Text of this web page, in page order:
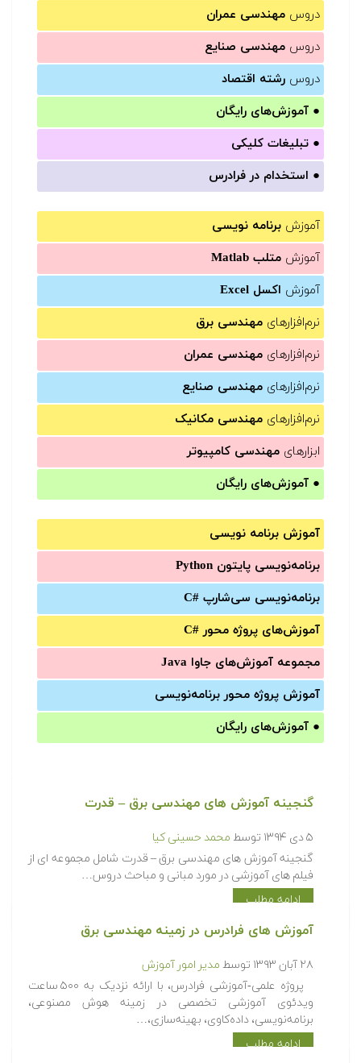
دروس مهندسی عمران
دروس مهندسی صنایع
دروس رشته اقتصاد
● آموزش‌های رایگان
● تبلیغات کلیکی
● استخدام در فرادرس
آموزش برنامه نویسی
آموزش متلب Matlab
آموزش اکسل Excel
نرم‌افزارهای مهندسی برق
نرم‌افزارهای مهندسی عمران
نرم‌افزارهای مهندسی صنایع
نرم‌افزارهای مهندسی مکانیک
ابزارهای مهندسی کامپیوتر
● آموزش‌های رایگان
آموزش برنامه نویسی
برنامه‌نویسی پایتون Python
برنامه‌‌نویسی سی‌شارپ C#‎
آموزش‌های پروژه محور #C
مجموعه آموزش‌های جاوا Java
آموزش‌ پروژه محور برنامه‌نویسی
● آموزش‌های رایگان
گنجینه آموزش های مهندسی برق – قدرت
۵ دی ۱۳۹۴ توسط محمد حسینی کیا
گنجینه آموزش های مهندسی برق – قدرت شامل مجموعه ای از
فیلم های آموزشی در مورد مبانی و مباحث دروس…
ادامه مطلب
آموزش های فرادرس در زمینه مهندسی برق
۲۸ آبان ۱۳۹۳ توسط مدیر امور آموزش
پروژه علمی-آموزشی فرادرس، با ارائه نزدیک به ۵۰۰ ساعت
ویدئوی آموزشی تخصصی در زمینه هوش مصنوعی،
برنامه‌نویسی، داده‌کاوی، بهینه‌سازی،…
ادامه مطلب